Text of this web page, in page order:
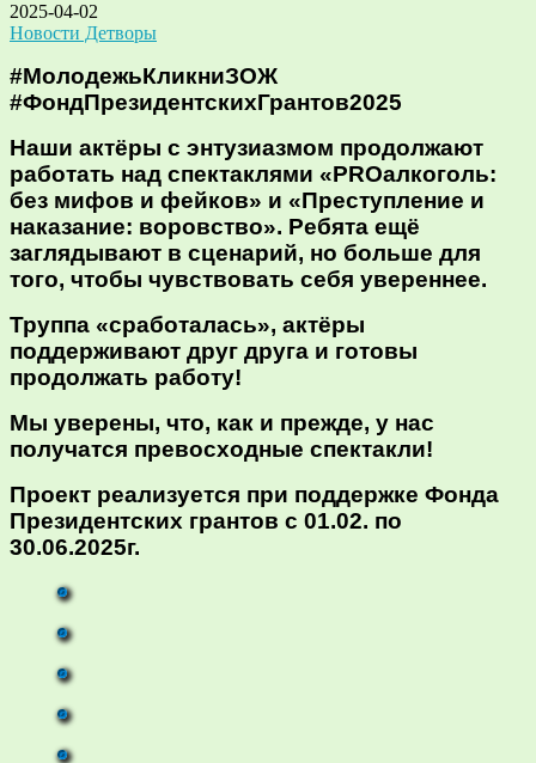
2025-04-02
Новости Детворы
#МолодежьКликниЗОЖ
#ФондПрезидентскихГрантов2025
Наши актёры с энтузиазмом продолжают
работать над спектаклями «PROалкоголь:
без мифов и фейков» и «Преступление и
наказание: воровство». Ребята ещё
заглядывают в сценарий, но больше для
того, чтобы чувствовать себя увереннее.
Труппа «сработалась», актёры
поддерживают друг друга и готовы
продолжать работу!
Мы уверены, что, как и прежде, у нас
получатся превосходные спектакли!
Проект реализуется при поддержке Фонда
Президентских грантов с 01.02. по
30.06.2025г.